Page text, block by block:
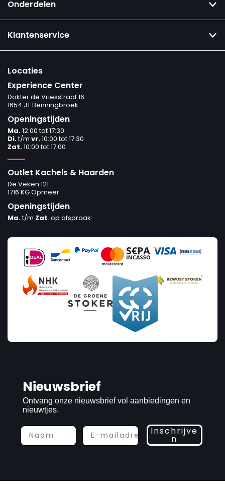
Onderdelen
Klantenservice
Locaties
Experience Center
Dokter de Vriesstraat 16
1654 JT Benningbroek
Openingstijden
Ma.12:00 tot 17:30
Di.t/m vr.10:00 tot 17:30
Zat.10:00 tot 17:00
Outlet Kachels & Haarden
De Veken 121
1716 KG Opmeer
Openingstijden
Ma.t/m Zat. op afspraak
Nieuwsbrief
Ontvang onze nieuwsbrief vol aanbiedingen en
nieuwtjes.
Inschrijve
n